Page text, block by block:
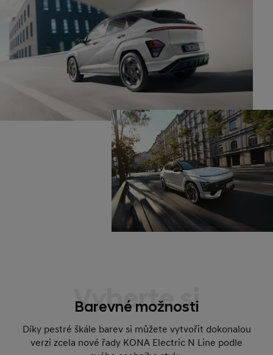
Vyberte si
Barevné možnosti
Díky pestré škále barev si můžete vytvořit dokonalou
verzi zcela nové řady KONA Electric N Line podle